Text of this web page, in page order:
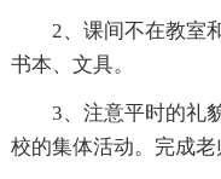
2、课间不在教室
书本、文具。
3、注意平时的礼
校的集体活动。完成老